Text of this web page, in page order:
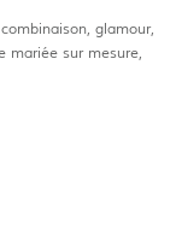
combinaison, glamour,
mariée sur mesure,